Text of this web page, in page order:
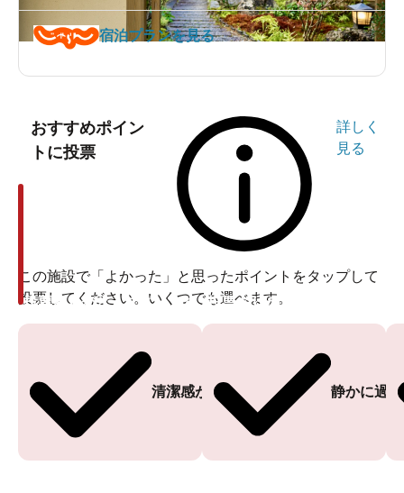
宿泊プランを見る
おすすめポイン
トに投票
詳しく
見る
この施設で「よかった」と思ったポイントをタップして
投票してください。いくつでも選べます。
清潔感がある
投票ありがとうございます
静かに過
投票ありがとうございます